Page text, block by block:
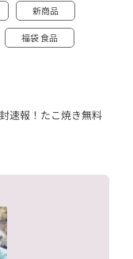
新商品
福袋 食品
速報！たこ焼き無料